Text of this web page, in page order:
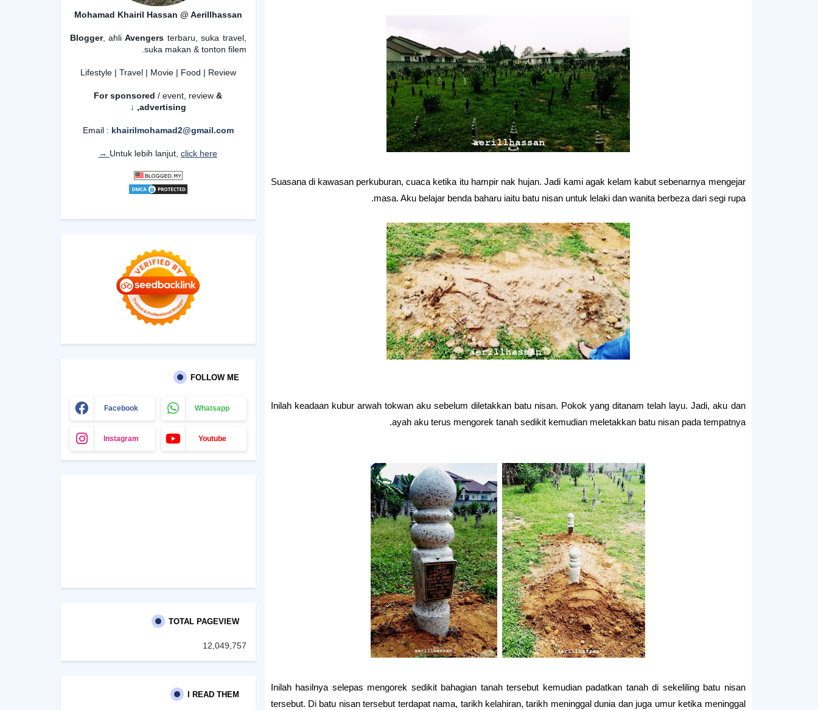
Suasana di kawasan perkuburan, cuaca ketika itu hampir nak hujan. Jadi kami agak kelam kabut sebenarnya mengejar
masa. Aku belajar benda baharu iaitu batu nisan untuk lelaki dan wanita berbeza dari segi rupa.
Inilah keadaan kubur arwah tokwan aku sebelum diletakkan batu nisan. Pokok yang ditanam telah layu. Jadi, aku dan
ayah aku terus mengorek tanah sedikit kemudian meletakkan batu nisan pada tempatnya.
Inilah hasilnya selepas mengorek sedikit bahagian tanah tersebut kemudian padatkan tanah di sekeliling batu nisan
tersebut. Di batu nisan tersebut terdapat nama, tarikh kelahiran, tarikh meninggal dunia dan juga umur ketika meninggal
Mohamad Khairil Hassan @ Aerillhassan
Blogger, ahliAvengers terbaru, suka travel,
suka makan & tonton filem.
Lifestyle | Travel | Movie | Food | Review
For sponsored / event, review &
advertising,
↓
Email : khairilmohamad2@gmail.com
Untuk lebih lanjut, click here →
FOLLOW ME
Facebook Whatsapp
Instagram Youtube
TOTAL PAGEVIEW
12,049,757
I READ THEM